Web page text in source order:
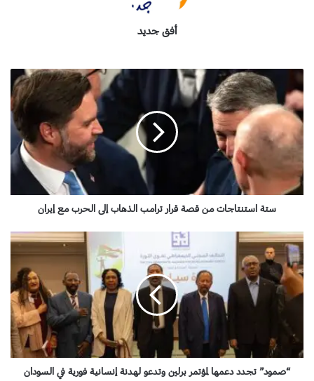
أفق جديد
س
ت
ة
ا
س
ت
ت
ا
ت
م
ن
ق
ص
ا
ستة استنتاجات من قصة قرار ترامب الذهاب إلى الحرب مع إيران
“
ص
م
و
د
ج
د
“صمود” تجدد دعمها لمؤتمر برلين وتدعو لهدنة إنسانية فورية في السودان